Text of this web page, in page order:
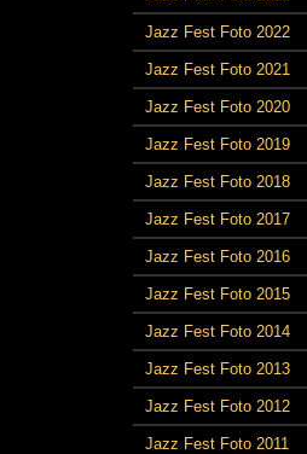
Jazz Fest Foto 2022
Jazz Fest Foto 2021
Jazz Fest Foto 2020
Jazz Fest Foto 2019
Jazz Fest Foto 2018
Jazz Fest Foto 2017
Jazz Fest Foto 2016
Jazz Fest Foto 2015
Jazz Fest Foto 2014
Jazz Fest Foto 2013
Jazz Fest Foto 2012
Jazz Fest Foto 2011